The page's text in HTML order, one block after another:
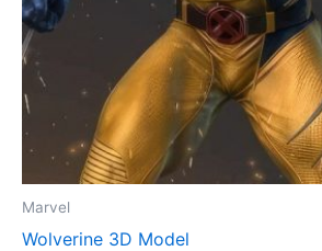
Marvel
Wolverine 3D Model